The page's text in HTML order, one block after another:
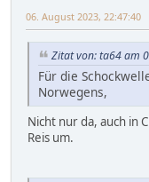
06. August 2023, 22:47:40
Zitat von: ta64 am
Für die
Norwegens,
Nicht nur da, auch in
Reis um.